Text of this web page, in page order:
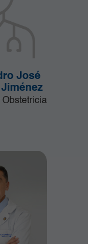
José